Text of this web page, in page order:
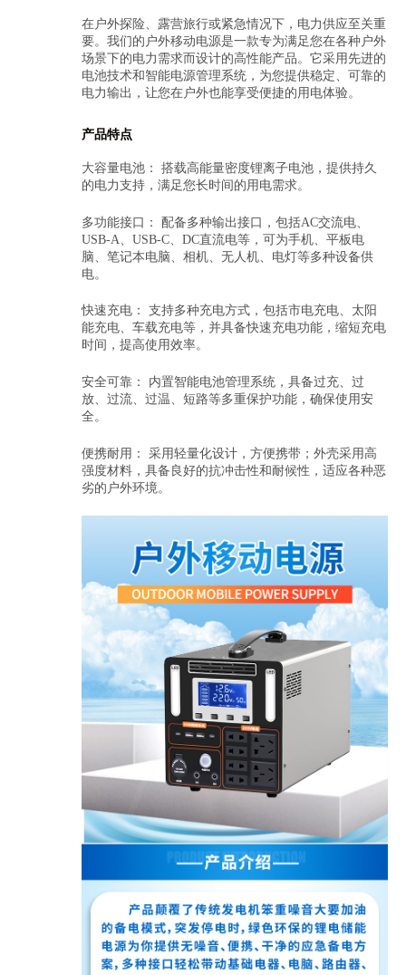
在户外探险、露营旅行或紧急情况下，电力供应至关重
要。我们的户外移动电源是一款专为满足您在各种户外
场景下的电力需求而设计的高性能产品。它采用先进的
电池技术和智能电源管理系统，为您提供稳定、可靠的
电力输出，让您在户外也能享受便捷的用电体验。
产品特点
大容量电池： 搭载高能量密度锂离子电池，提供持久
的电力支持，满足您长时间的用电需求。
多功能接口： 配备多种输出接口，包括AC交流电、
USB-A、USB-C、DC直流电等，可为手机、平板电
脑、笔记本电脑、相机、无人机、电灯等多种设备供
电。
快速充电： 支持多种充电方式，包括市电充电、太阳
能充电、车载充电等，并具备快速充电功能，缩短充电
时间，提高使用效率。
安全可靠： 内置智能电池管理系统，具备过充、过
放、过流、过温、短路等多重保护功能，确保使用安
全。
便携耐用： 采用轻量化设计，方便携带；外壳采用高
强度材料，具备良好的抗冲击性和耐候性，适应各种恶
劣的户外环境。